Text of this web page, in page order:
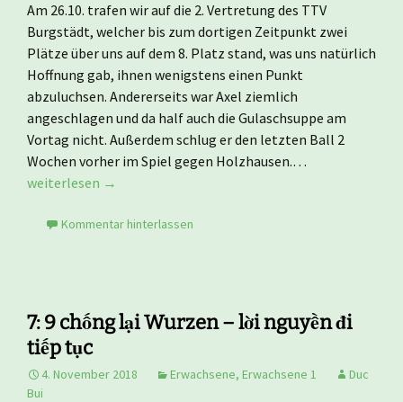
Am 26.10. trafen wir auf die 2. Vertretung des TTV
Burgstädt, welcher bis zum dortigen Zeitpunkt zwei
Plätze über uns auf dem 8. Platz stand, was uns natürlich
Hoffnung gab, ihnen wenigstens einen Punkt
abzuluchsen. Andererseits war Axel ziemlich
angeschlagen und da half auch die Gulaschsuppe am
Vortag nicht. Außerdem schlug er den letzten Ball 2
Wochen vorher im Spiel gegen Holzhausen.…
weiterlesen →
Kommentar hinterlassen
7: 9 chống lại Wurzen – lời nguyền đi
tiếp tục
4. November 2018 Erwachsene, Erwachsene 1
Duc
Bui